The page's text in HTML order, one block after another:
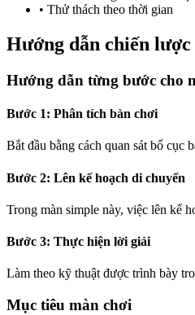
• Thử thách theo thời gian
Hướng dẫn chiến
Hướng dẫn từng bước cho
Bước 1: Phân tích bàn chơi
Bắt đầu bằng cách quan sát bố cục
Bước 2: Lên kế hoạch di chuyển
Trong màn simple này, việc lên kế
Bước 3: Thực hiện lời giải
Làm theo kỹ thuật được trình bày
Mục tiêu màn chơi